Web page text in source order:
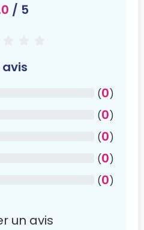
/ 5
avis
(0)
(0)
(0)
(0)
(0)
un avis